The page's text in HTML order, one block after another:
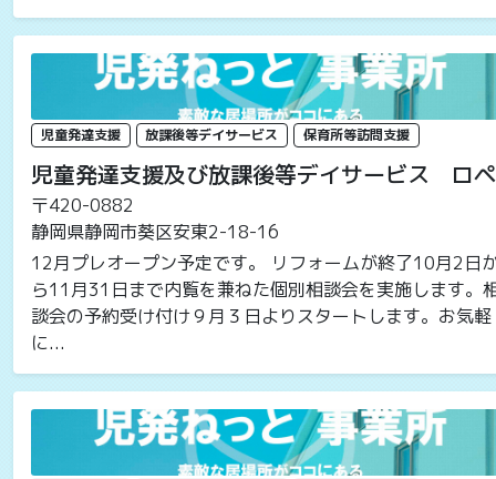
児童発達支援 放課後等デイサービス 保育所等訪問支援
児童発達支援及び放課後等デイサービス ロペ
〒420-0882
静岡県静岡市葵区安東2-18-16
12月プレオープン予定です。 リフォームが終了10月2日
ら11月31日まで内覧を兼ねた個別相談会を実施します。
談会の予約受け付け９月３日よりスタートします。お気軽
に...